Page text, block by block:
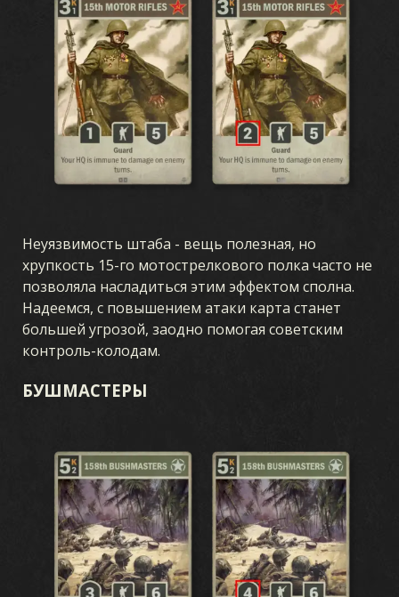
Неуязвимость штаба - вещь полезная, но
хрупкость 15-го мотострелкового полка часто не
позволяла насладиться этим эффектом сполна.
Надеемся, с повышением атаки карта станет
большей угрозой, заодно помогая советским
контроль-колодам.
БУШМАСТЕРЫ